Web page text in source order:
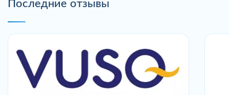
Последние отзывы